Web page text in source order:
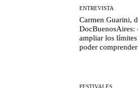
ENTREVISTA
Carmen Guarini,
DocBuenosAires:
ampliar los
poder
FESTIVALES